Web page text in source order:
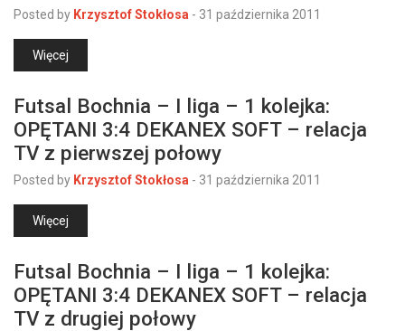
Posted by Krzysztof Stokłosa - 31 października 2011
Więcej
Futsal Bochnia – I liga – 1 kolejka:
OPĘTANI 3:4 DEKANEX SOFT – relacja
TV z pierwszej połowy
Posted by Krzysztof Stokłosa - 31 października 2011
Więcej
Futsal Bochnia – I liga – 1 kolejka:
OPĘTANI 3:4 DEKANEX SOFT – relacja
TV z drugiej połowy